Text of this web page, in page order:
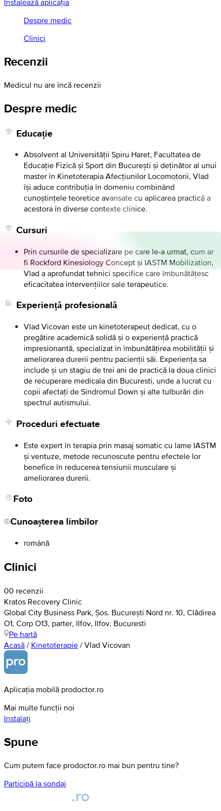
Instalează aplicația
Despre medic
Clinici
Recenzii
Medicul nu are încă recenzii
Despre medic
Educație
Absolvent al Universității Spiru Haret, Facultatea de
Educație Fizică și Sport din București și deținător al unui
master în Kinetoterapia Afecțiunilor Locomotorii, Vlad
își aduce contribuția în domeniu combinând
cunoștințele teoretice avansate cu aplicarea practică a
acestora în diverse contexte clinice.
Cursuri
Prin cursurile de specializare pe care le-a urmat, cum ar
fi Rockford Kinesiology Concept și IASTM Mobilization,
Vlad a aprofundat tehnici specifice care îmbunătățesc
eficacitatea intervențiilor sale terapeutice.
Experiență profesională
Vlad Vicovan este un kinetoterapeut dedicat, cu o
pregătire academică solidă și o experiență practică
impresionantă, specializat în îmbunătățirea mobilității și
ameliorarea durerii pentru pacienții săi. Experiența sa
include și un stagiu de trei ani de practică la doua clinici
de recuperare medicala din Bucuresti, unde a lucrat cu
copii afectați de Sindromul Down și alte tulburări din
spectrul autismului.
Proceduri efectuate
Este expert în terapia prin masaj somatic cu lame IASTM
și ventuze, metode recunoscute pentru efectele lor
benefice în reducerea tensiunii musculare și
ameliorarea durerii.
Foto
Cunoașterea limbilor
română
Clinici
00 recenzii
Kratos Recovery Clinic
Global City Business Park, Șos. București Nord nr. 10, Clădirea
O1, Corp O13, parter, Ilfov, Ilfov, Bucuresti
Pe hartă
Acasă / Kinetoterapie / Vlad Vicovan
Aplicația mobilă prodoctor.ro
Mai multe funcții noi
Instalați
Spune
Cum putem face prodoctor.ro mai bun pentru tine?
Participă la sondaj